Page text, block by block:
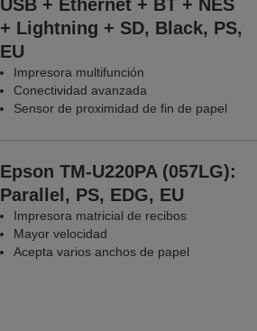
USB + Ethernet + BT + NES
+ Lightning + SD, Black, PS,
EU
Impresora multifunción
Conectividad avanzada
Sensor de proximidad de fin de papel
Epson TM-U220PA (057LG):
Parallel, PS, EDG, EU
Impresora matricial de recibos
Mayor velocidad
Acepta varios anchos de papel
Vuelta